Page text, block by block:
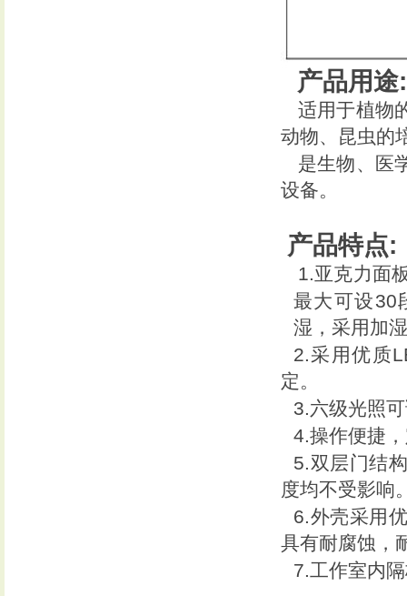
产品用途:
适用于植物
动物、昆虫的
是生物、医
设备。
产品特点:
1.亚克力面
最大可设30
湿，采用加
2.采用优质
定。
3.六级光照
4.操作便捷
5.双层门结
度均不受影响
6.外壳采用
具有耐腐蚀，
7.工作室内